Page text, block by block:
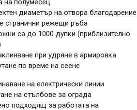
на полумесец
диаметър на отвора благодарение
странични режещи ръба
са до 1000 дупки (приблизително
при удряне в армировка
по време на сеене
на електрически линии
на стълбове за ограда
подходящ за работата на